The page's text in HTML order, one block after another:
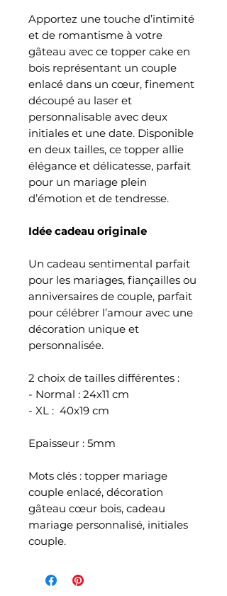
Apportez une touche d’intimité
et de romantisme à votre
gâteau avec ce topper cake en
bois représentant un couple
enlacé dans un cœur, finement
découpé au laser et
personnalisable avec deux
initiales et une date. Disponible
en deux tailles, ce topper allie
élégance et délicatesse, parfait
pour un mariage plein
d’émotion et de tendresse.
Idée cadeau originale
Un cadeau sentimental parfait
pour les mariages, fiançailles ou
anniversaires de couple, parfait
pour célébrer l’amour avec une
décoration unique et
personnalisée.
2 choix de tailles différentes :
- Normal : 24x11 cm
- XL : 40x19 cm
Epaisseur : 5mm
Mots clés : topper mariage
couple enlacé, décoration
gâteau cœur bois, cadeau
mariage personnalisé, initiales
couple.